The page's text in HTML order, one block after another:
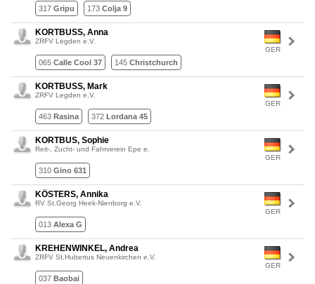
317 Gripu 173 Colja 9
GER
KORTBUSS, Anna
ZRFV Legden e.V.
065 Calle Cool 37 145 Christchurch
GER
KORTBUSS, Mark
ZRFV Legden e.V.
463 Rasina 372 Lordana 45
GER
KORTBUS, Sophie
Reit-, Zucht- und Fahrverein Epe e.
310 Gino 631
GER
KÖSTERS, Annika
RV St.Georg Heek-Nienborg e.V.
013 Alexa G
GER
KREHENWINKEL, Andrea
ZRFV St.Hubertus Neuenkirchen e.V.
037 Baobai